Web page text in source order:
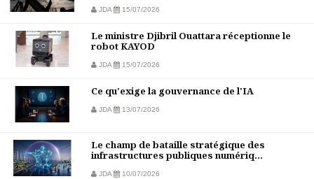
JDA 15/07/2026
Le ministre Djibril Ouattara réceptionne le
robot KAYOD
JDA 15/07/2026
Ce qu'exige la gouvernance de l'IA
JDA 13/07/2026
Le champ de bataille stratégique des
infrastructures publiques numériq...
JDA 10/07/2026